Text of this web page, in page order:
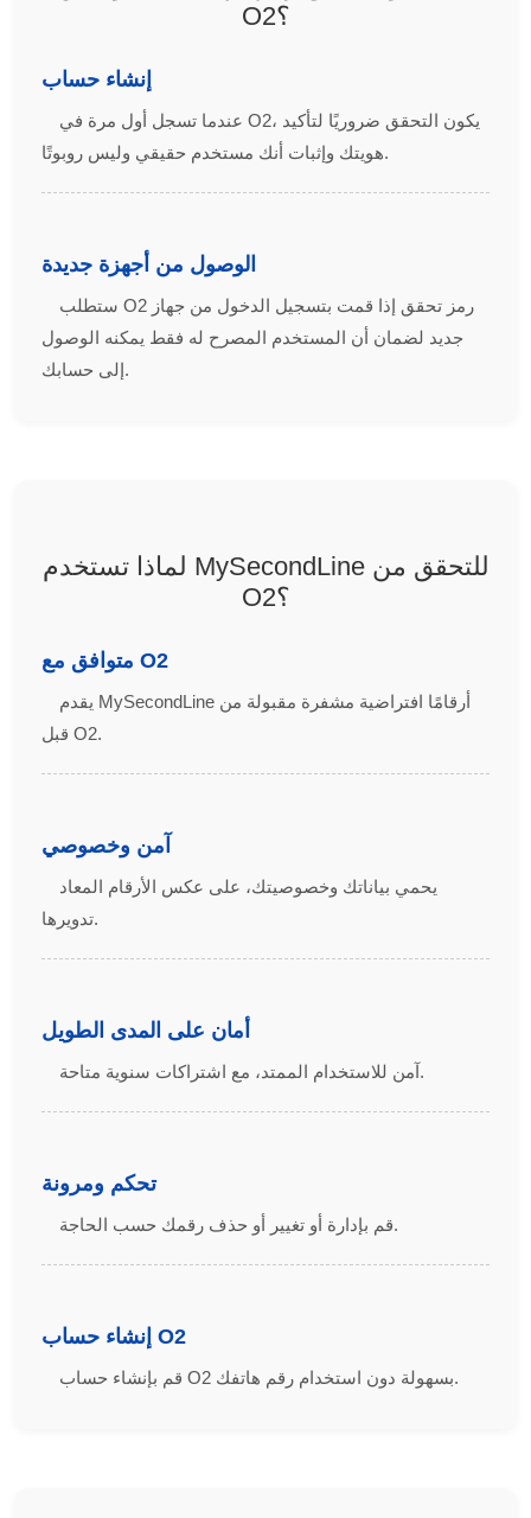
O2؟
إنشاء حساب
عندما تسجل أول مرة في O2، يكون التحقق ضروريًا لتأكيد
هويتك وإثبات أنك مستخدم حقيقي وليس روبوتًا.
الوصول من أجهزة جديدة
ستطلب O2 رمز تحقق إذا قمت بتسجيل الدخول من جهاز
جديد لضمان أن المستخدم المصرح له فقط يمكنه الوصول
إلى حسابك.
لماذا تستخدم MySecondLine للتحقق من
O2؟
متوافق مع O2
يقدم MySecondLine أرقامًا افتراضية مشفرة مقبولة من
قبل O2.
آمن وخصوصي
يحمي بياناتك وخصوصيتك، على عكس الأرقام المعاد
تدويرها.
أمان على المدى الطويل
آمن للاستخدام الممتد، مع اشتراكات سنوية متاحة.
تحكم ومرونة
قم بإدارة أو تغيير أو حذف رقمك حسب الحاجة.
إنشاء حساب O2
قم بإنشاء حساب O2 بسهولة دون استخدام رقم هاتفك.